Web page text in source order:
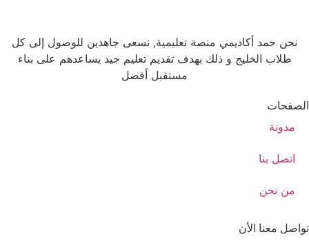
نحن حمد أكاديمي منصة تعليمية, نسعى جاهدين للوصول إلى كل
طلاب الخليج و ذلك بهدف تقديم تعليم جيد يساعدهم على بناء
مستقبل أفضل
الصفحات
مدونة
اتصل بنا
من نحن
تواصل معنا الأن